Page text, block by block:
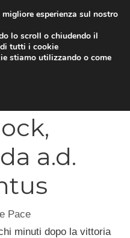
a.d.
Pace
minuti dopo la vittoria
esperienza sul nostro
lo scroll o chiudendo il
di tutti i cookie
stiamo utilizzando o come